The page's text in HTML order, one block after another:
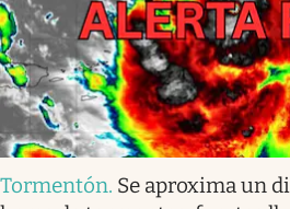
Tormentón. Se aproxima un